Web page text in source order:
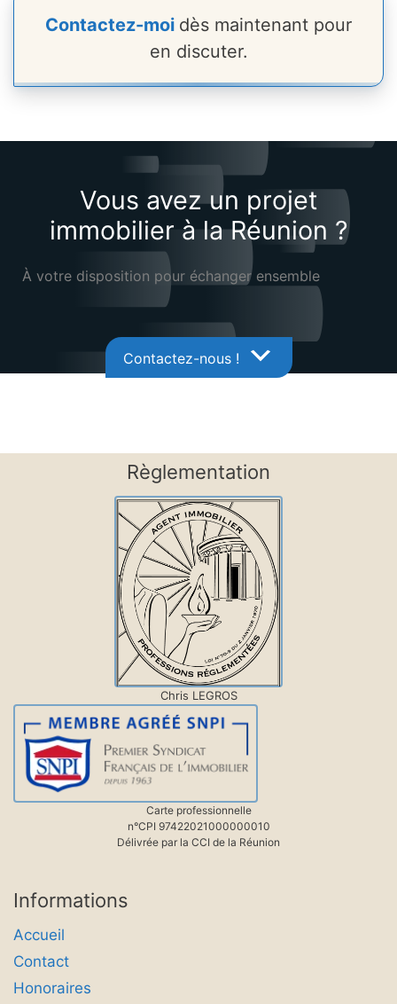
Contactez-moi dès maintenant pour
en discuter.
Vous avez un projet
immobilier à la Réunion ?
À votre disposition pour échanger ensemble
Contactez-nous !
Règlementation
Chris LEGROS
Carte professionnelle
n°CPI 97422021000000010
Délivrée par la CCI de la Réunion
Informations
Accueil
Contact
Honoraires